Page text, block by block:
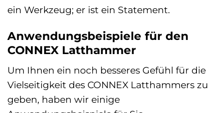
ein Werkzeug; er ist ein Statement.
Anwendungsbeispiele für den
CONNEX Latthammer
Um Ihnen ein noch besseres Gefühl für die
Vielseitigkeit des CONNEX Latthammers zu
geben, haben wir einige